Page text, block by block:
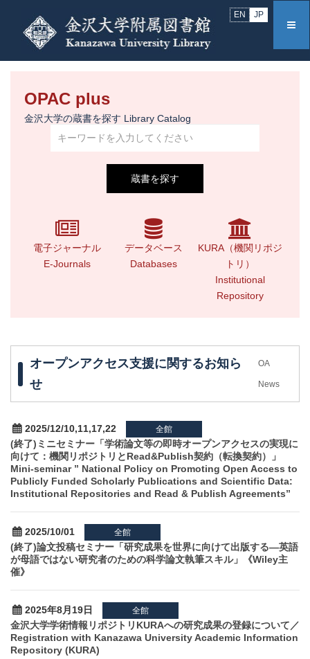
EN JP
OPAC plus
金沢大学の蔵書を探す Library Catalog
電子ジャーナル
E-Journals
データベース
Databases
KURA（機関リポジ
トリ）
Institutional
Repository
オープンアクセス支援に関するお知ら
せ
OA
News
2025/12/10,11,17,22 全館
(終了)ミニセミナー「学術論文等の即時オープンアクセスの実現に
向けて：機関リポジトリとRead&Publish契約（転換契約）」
Mini-seminar ” National Policy on Promoting Open Access to
Publicly Funded Scholarly Publications and Scientific Data:
Institutional Repositories and Read & Publish Agreements”
2025/10/01 全館
(終了)論文投稿セミナー「研究成果を世界に向けて出版する―英語
が母語ではない研究者のための科学論文執筆スキル」《Wiley主
催》
2025年8月19日 全館
金沢大学学術情報リポジトリKURAへの研究成果の登録について／
Registration with Kanazawa University Academic Information
Repository (KURA)